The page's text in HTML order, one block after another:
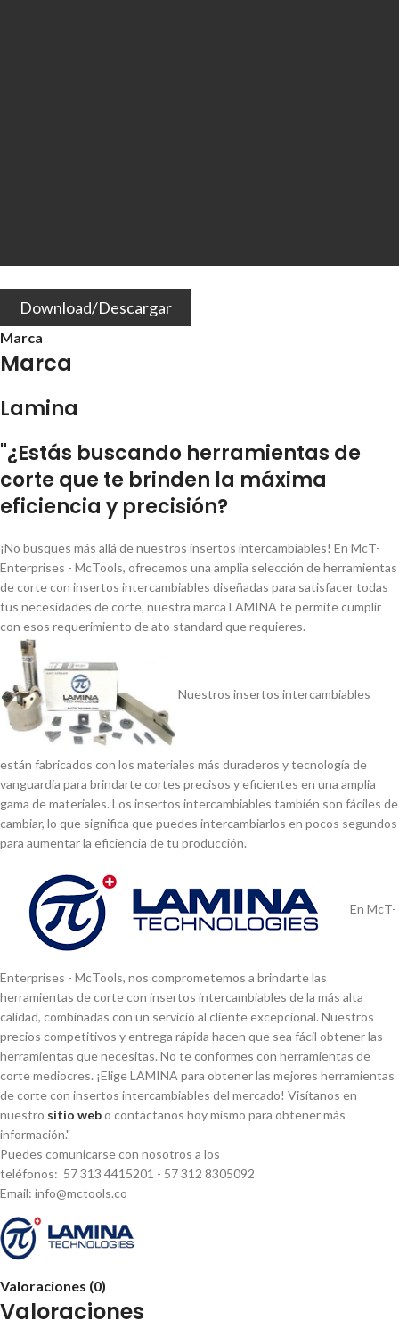
Download/Descargar
Marca
Marca
Lamina
"¿Estás buscando herramientas de
corte que te brinden la máxima
eficiencia y precisión?
¡No busques más allá de nuestros insertos intercambiables! En McT-
Enterprises - McTools, ofrecemos una amplia selección de herramientas
de corte con insertos intercambiables diseñadas para satisfacer todas
tus necesidades de corte, nuestra marca LAMINA te permite cumplir
con esos requerimiento de ato standard que requieres.
Nuestros insertos intercambiables
están fabricados con los materiales más duraderos y tecnologí­a de
vanguardia para brindarte cortes precisos y eficientes en una amplia
gama de materiales. Los insertos intercambiables también son fáciles de
cambiar, lo que significa que puedes intercambiarlos en pocos segundos
para aumentar la eficiencia de tu producción.
En McT-
Enterprises - McTools, nos comprometemos a brindarte las
herramientas de corte con insertos intercambiables de la más alta
calidad, combinadas con un servicio al cliente excepcional. Nuestros
precios competitivos y entrega rápida hacen que sea fácil obtener las
herramientas que necesitas. No te conformes con herramientas de
corte mediocres. ¡Elige LAMINA para obtener las mejores herramientas
de corte con insertos intercambiables del mercado! Visí­tanos en
nuestro sitio webo contáctanos hoy mismo para obtener más
información."
Puedes comunicarse con nosotros a los
teléfonos: 57 313 4415201 - 57 312 8305092
Email: info@mctools.co
Valoraciones (0)
Valoraciones